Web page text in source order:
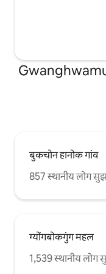
बुकचोन हानोक गांव
857 स्थानीय लोग
ग्योंगबोकगुंग महल
1,539 स्थानीय लोग